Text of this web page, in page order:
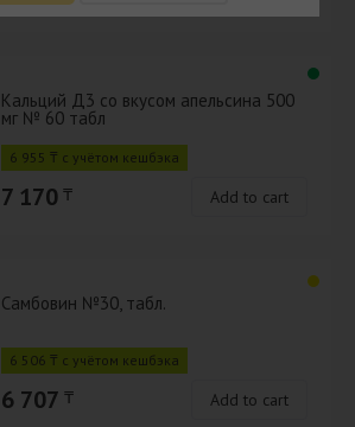
Кальций Д3 со вкусом апельсина 500
мг № 60 табл
6 955 ₸ с учётом кешбэка
7 170 ₸ Add to cart
Самбовин №30, табл.
6 506 ₸ с учётом кешбэка
6 707 ₸ Add to cart